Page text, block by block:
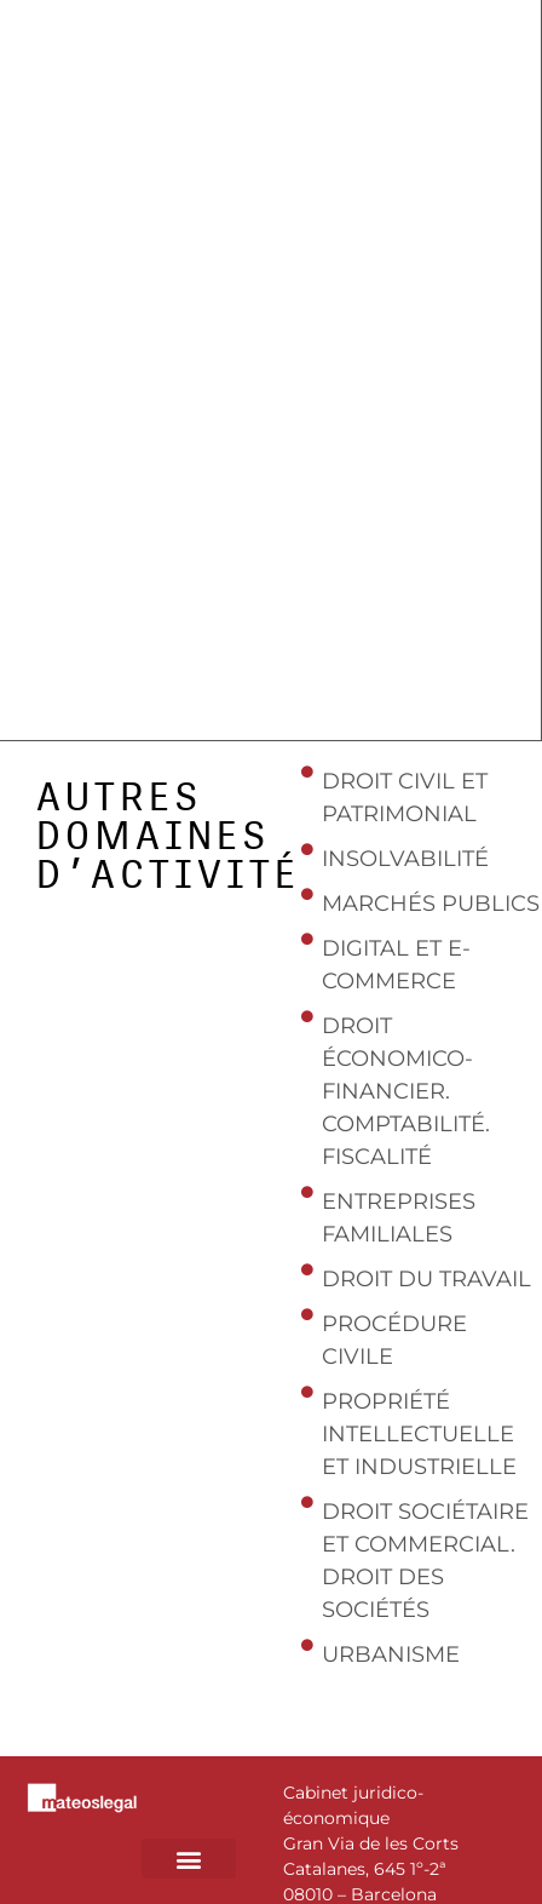
AUTRES
DOMAINES
D’ACTIVITÉ
DROIT CIVIL ET
PATRIMONIAL
INSOLVABILITÉ
MARCHÉS PUBLICS
DIGITAL ET E-
COMMERCE
DROIT
ÉCONOMICO-
FINANCIER.
COMPTABILITÉ.
FISCALITÉ
ENTREPRISES
FAMILIALES
DROIT DU TRAVAIL
PROCÉDURE
CIVILE
PROPRIÉTÉ
INTELLECTUELLE
ET INDUSTRIELLE
DROIT SOCIÉTAIRE
ET COMMERCIAL.
DROIT DES
SOCIÉTÉS
URBANISME
Cabinet juridico-
économique
Gran Via de les Corts
Catalanes, 645 1º-2ª
08010 – Barcelona